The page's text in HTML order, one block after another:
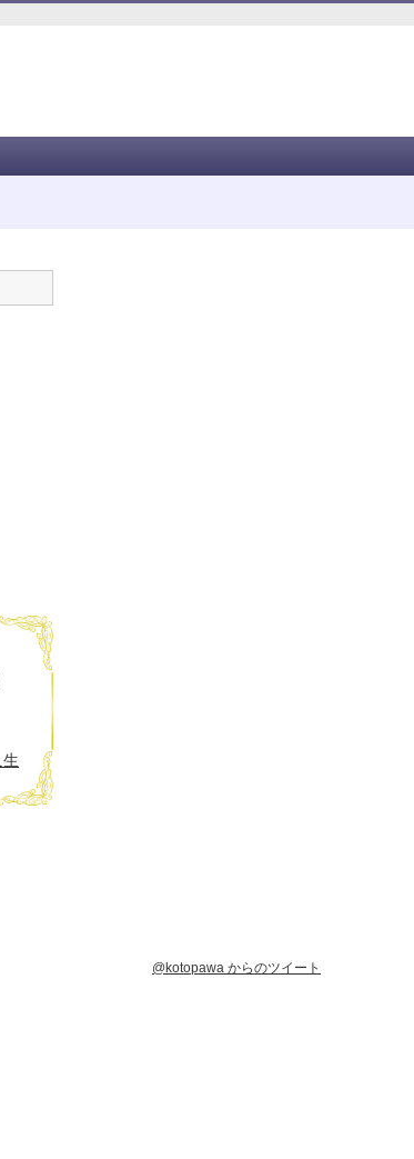
生
@kotopawa からのツイート